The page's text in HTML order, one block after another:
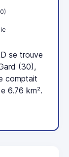
se trouve
(30),
comptait
6.76 km².